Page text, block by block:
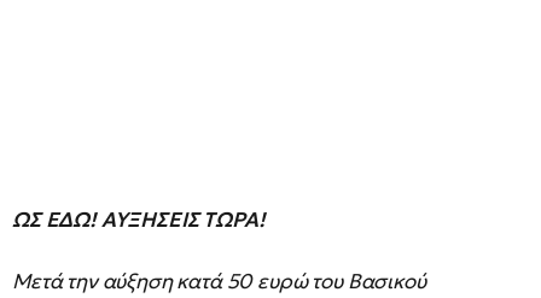
ΩΣ ΕΔΩ! ΑΥΞΗΣΕΙΣ ΤΩΡΑ!
Μετά την αύξηση κατά 50 ευρώ του Βασικού